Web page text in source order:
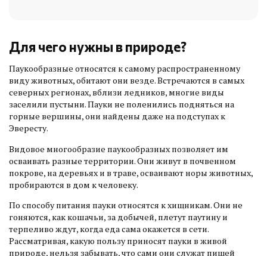
Для чего нужны в природе?
Паукообразные относятся к самому распространенному
виду животных, обитают они везде. Встречаются в самых
северных регионах, вблизи ледников, многие виды
заселили пустыни. Пауки не поленились подняться на
горные вершины, они найдены даже на подступах к
Эвересту.
Видовое многообразие паукообразных позволяет им
осваивать разные территории. Они живут в почвенном
покрове, на деревьях и в траве, осваивают норы животных,
пробираются в дом к человеку.
По способу питания пауки относятся к хищникам. Они не
гоняются, как кошачьи, за добычей, плетут паутину и
терпеливо ждут, когда еда сама окажется в сети.
Рассматривая, какую пользу приносят пауки в живой
природе, нельзя забывать, что сами они служат пищей